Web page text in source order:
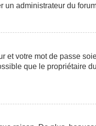
un administrateur du
et votre mot de passe
que le propriétaire